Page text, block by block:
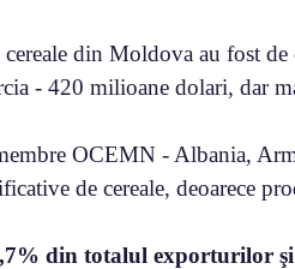
din Moldova au fost
- 420 milioane dolari, dar
OCEMN - Albania,
de cereale, deoarece
din totalul exporturilor